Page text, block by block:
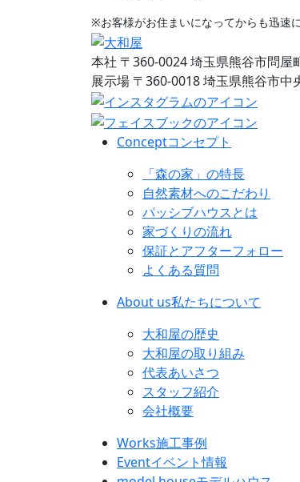
※お客様がお住まいになってからも迅速
本社 〒360-0024 埼玉県熊谷市問屋
展示場 〒360-0018 埼玉県熊谷市中
Conceptコンセプト
「森の家」の特長
自然素材へのこだわり
パッシブハウスとは
家づくりの流れ
保証とアフターフォロー
よくある質問
About us私たちについて
大和屋の歴史
大和屋の取り組み
代表あいさつ
スタッフ紹介
会社概要
Works施工事例
Eventイベント情報